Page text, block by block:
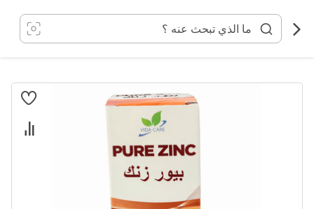
المحتوى
انتقل